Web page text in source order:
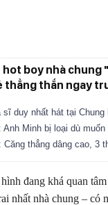
boy nhà chung
thẳng thắn ngay
sĩ duy nhất hát tại
Anh Minh bị loại dù
Căng thẳng dâng cao, 3
đang khá quan
nhất nhà chung – có